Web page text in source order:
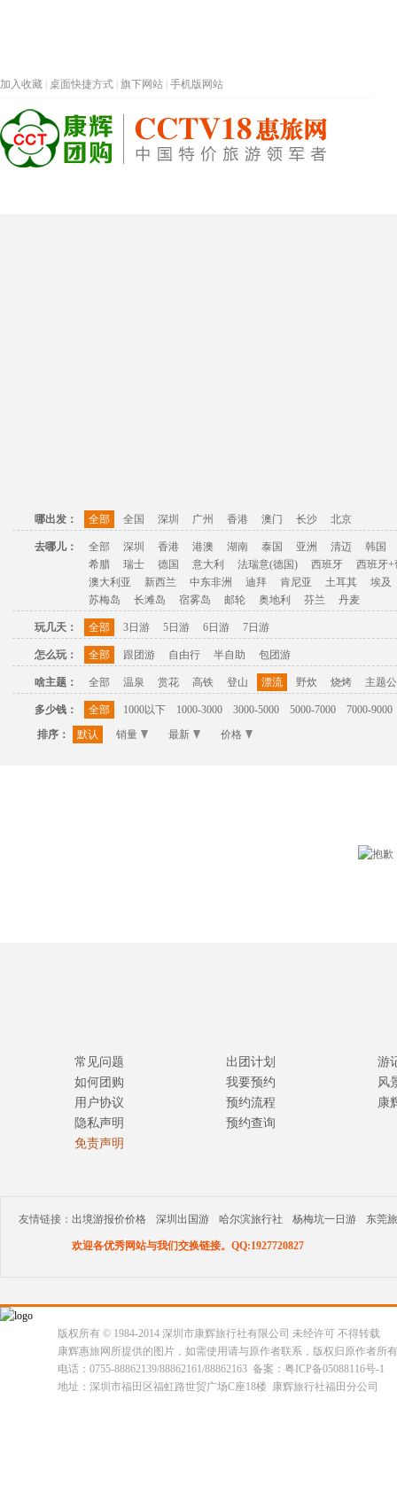
加入收藏 桌面快捷方式 旗下网站 手机版网站
哪出发： 全部 全国 深圳 广州 香港 澳门 长沙 北京
去哪儿： 全部 深圳 香港 港澳 湖南 泰国 亚洲 清迈
韩国
希腊
瑞士 德国 意大利 法瑞意(德国) 西班牙
西班牙+
澳大利亚
新西兰 中东非洲 迪拜 肯尼亚 土耳其
埃及
苏梅岛
长滩岛 宿雾岛 邮轮 奥地利 芬兰 丹麦
玩几天： 全部 3日游 5日游 6日游 7日游
怎么玩： 全部 跟团游 自由行 半自助 包团游
啥主题： 全部 温泉 赏花 高铁 登山 漂流 野炊 烧烤 主题
多少钱： 全部 1000以下 1000-3000 3000-5000 5000-7000
7000-9000
排序：
默认 销量 最新 价格
常见问题
如何团购
用户协议
隐私声明
免责声明
出团计划
我要预约
预约流程
预约查询
游
风
康
友情链接： 出境游报价价格 深圳出国游 哈尔滨旅行社 杨梅坑一日游 东莞
欢迎各优秀网站与我们交换链接。QQ:1927720827
版权所有 © 1984-2014 深圳市康辉旅行社有限公司 未经许可 不得转载
康辉惠旅网所提供的图片，如需使用请与原作者联系，版权归原作者所
电话：0755-88862139/88862161/88862163 备案：粤ICP备05088116号-1
地址：深圳市福田区福虹路世贸广场C座18楼 康辉旅行社福田分公司